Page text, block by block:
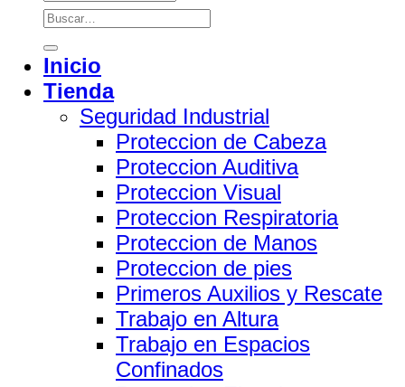
Buscar
por:
Inicio
Tienda
Seguridad Industrial
Proteccion de Cabeza
Proteccion Auditiva
Proteccion Visual
Proteccion Respiratoria
Proteccion de Manos
Proteccion de pies
Primeros Auxilios y Rescate
Trabajo en Altura
Trabajo en Espacios
Confinados